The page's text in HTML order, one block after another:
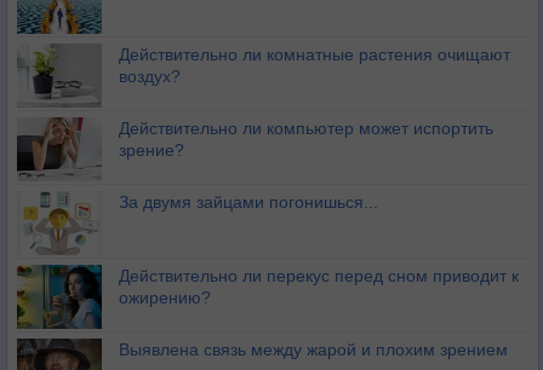
Действительно ли комнатные растения очищают
воздух?
Действительно ли компьютер может испортить
зрение?
За двумя зайцами погонишься...
Действительно ли перекус перед сном приводит к
ожирению?
Выявлена связь между жарой и плохим зрением